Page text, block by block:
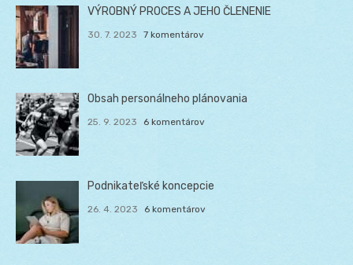
VÝROBNÝ PROCES A JEHO ČLENENIE
30. 7. 2023 7 komentárov
Obsah personálneho plánovania
25. 9. 2023 6 komentárov
Podnikateľské koncepcie
26. 4. 2023 6 komentárov